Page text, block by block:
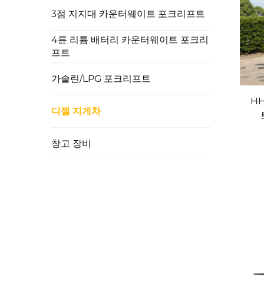
엄격한 작동 조건 및 탁월한 안정성을 위해 설계
강화된 프레임과 견고한 액슬로 설계된 화허
적의 축거, 그리고 견고한 타이어(거친 지형용
력(거친 지형용 모델 기준 최대 38%), 그리고 안
운전자 중심의 설계 및 편의성:
우리는 운영자의 효율성과 복지를 최우선으로
트 옵션(예: 와이드뷰 마스트 및 풀프리 마스트)
디젤 동력은 특히 고강도·다중 교대 작업 환경
및 유지보수가 용이하고 가동 중단 시간을 최소
첨단 제조 기술 및 품질 보증: 당사의 핵심
3점 지지대 카운터웨이트 포크리프트
4륜 리튬 배터리 카운터웨이트 포크리
프트
가솔린/LPG 포크리프트
디젤 지게차
창고 장비